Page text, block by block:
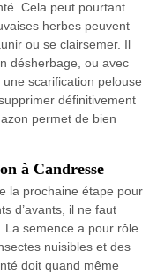
Cela peut pourtant
herbes peuvent
ou se clairsemer. Il
désherbage, ou avec
scarification pelouse
définitivement
permet de bien
à Candresse
la prochaine étape pour
d’avants, il ne faut
La semence a pour rôle
nuisibles et des
doit quand même